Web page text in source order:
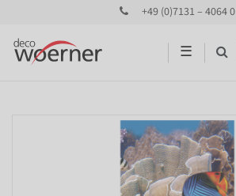
+49 (0)7131 – 4064 0
☰